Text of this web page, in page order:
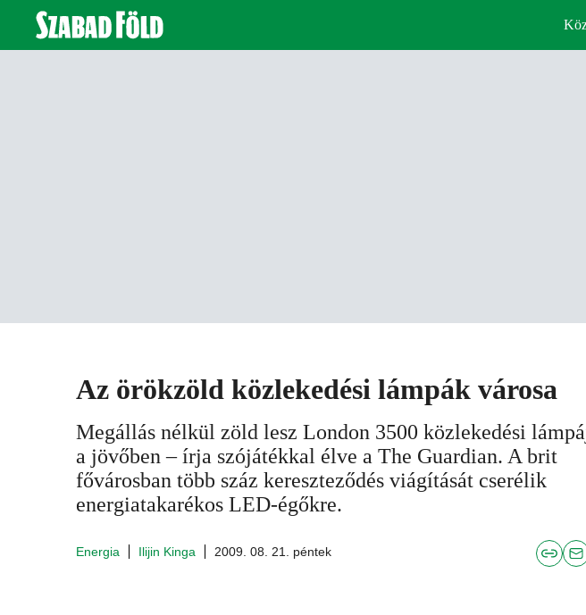
Az örökzöld közlekedési lámpák városa
Megállás nélkül zöld lesz London 3500 közlekedési
a jövőben – írja szójátékkal élve a The Guardian. A brit
fővárosban több száz kereszteződés viágítását cserélik
energiatakarékos LED-égőkre.
Energia Ilijin Kinga 2009. 08. 21. péntek